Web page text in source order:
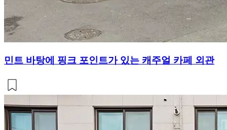
민트 바탕에 핑크 포인트가 있는 캐주얼 카페 외관